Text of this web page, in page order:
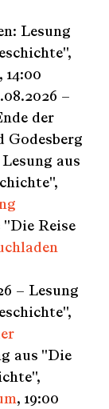
Lesung
, 14:00
–
der
Godesberg
aus
"Die Reise
– Lesung
aus "Die
, 19:00